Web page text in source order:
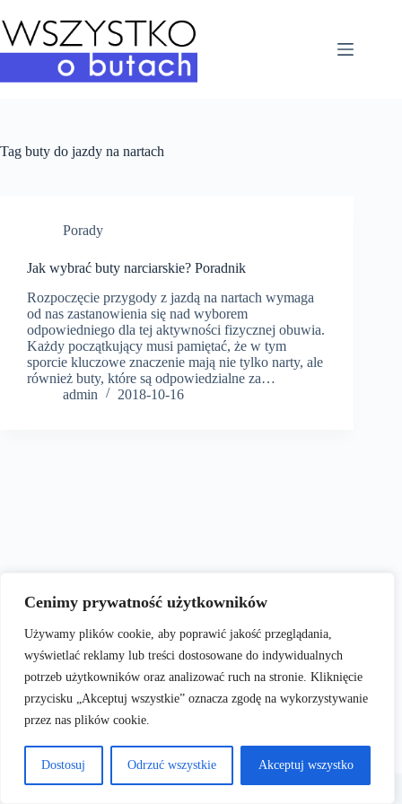
Cenimy prywatność użytkowników
Używamy plików cookie, aby poprawić jakość przeglądania,
wyświetlać reklamy lub treści dostosowane do indywidualnych
potrzeb użytkowników oraz analizować ruch na stronie. Kliknięcie
przycisku „Akceptuj wszystkie” oznacza zgodę na wykorzystywanie
przez nas plików cookie.
Dostosuj Odrzuć wszystkie Akceptuj wszystko
do
treści
Tag buty do jazdy na nartach
Porady
Jak wybrać buty narciarskie? Poradnik
Rozpoczęcie przygody z jazdą na nartach wymaga
od nas zastanowienia się nad wyborem
odpowiedniego dla tej aktywności fizycznej obuwia.
Każdy początkujący musi pamiętać, że w tym
sporcie kluczowe znaczenie mają nie tylko narty, ale
również buty, które są odpowiedzialne za…
admin
2018-10-16
Copyright © 2026 Terms & Services